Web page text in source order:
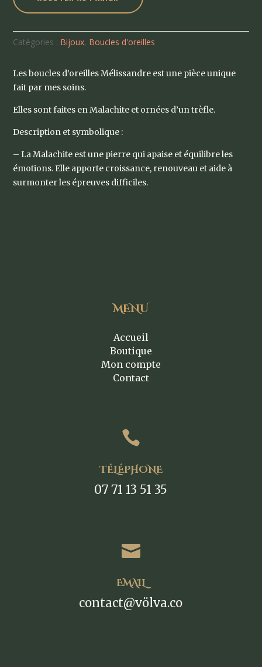
Catégories : Bijoux, Boucles d'oreilles
Les boucles d’oreilles Mélissandre est une pièce unique
fait par mes soins.
Elles sont faites en Malachite et ornées d’un trèfle.
Description et symbolique :
– La Malachite est une pierre qui apaise et équilibre les
émotions. Elle apporte croissance, renouveau et aide à
surmonter les épreuves difficiles.
MENU
Accueil
Boutique
Mon compte
Contact

TÉLÉPHONE
07 71 13 51 35

EMAIL
contact@völva.co